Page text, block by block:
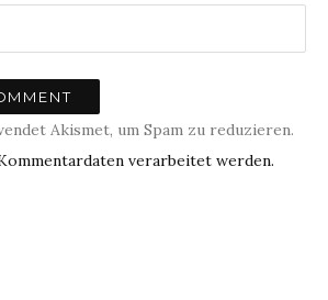
Akismet, um Spam zu reduzieren.
verarbeitet werden.